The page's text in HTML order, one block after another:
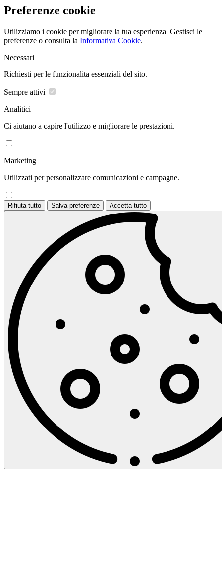
Preferenze cookie
Utilizziamo i cookie per migliorare la tua esperienza. Gestisci le
preferenze o consulta la Informativa Cookie.
Necessari
Richiesti per le funzionalita essenziali del sito.
Sempre attivi
Analitici
Ci aiutano a capire l'utilizzo e migliorare le prestazioni.
Marketing
Utilizzati per personalizzare comunicazioni e campagne.
Rifiuta tutto Salva preferenze Accetta tutto